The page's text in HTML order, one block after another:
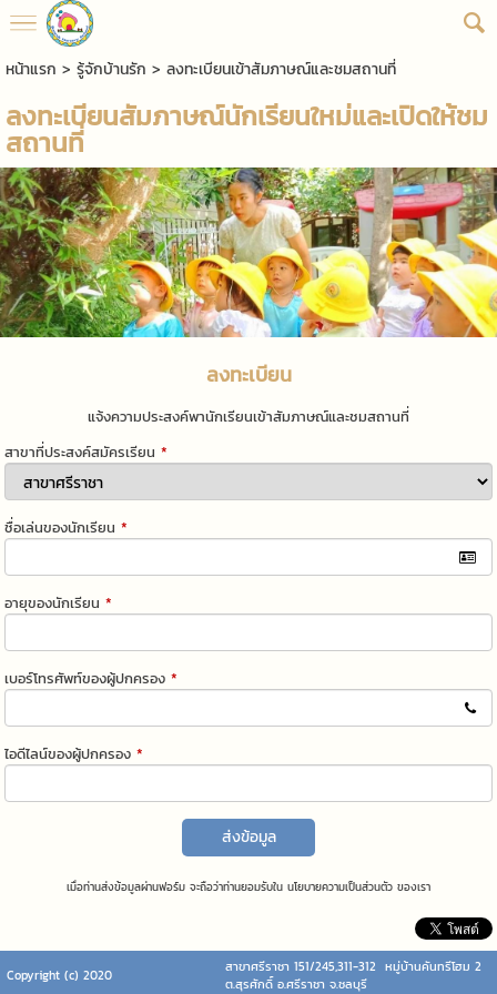
หน้าแรก > รู้จักบ้านรัก > ลงทะเบียนเข้าสัมภาษณ์และชมสถานที่
ลงทะเบียนสัมภาษณ์นักเรียนใหม่และเปิดให้ชม
สถานที่
ลงทะเบียน
แจ้งความประสงค์พานักเรียนเข้าสัมภาษณ์และชมสถานที่
สาขาที่ประสงค์สมัครเรียน *
ชื่อเล่นของนักเรียน *
อายุของนักเรียน *
เบอร์โทรศัพท์ของผู้ปกครอง *
ไอดีไลน์ของผู้ปกครอง *
ส่งข้อมูล
เมื่อท่านส่งข้อมูลผ่านฟอร์ม จะถือว่าท่านยอมรับใน นโยบายความเป็นส่วนตัว ของเรา
Copyright (c) 2020
สาขาศรีราชา 151/245,311-312 หมู่บ้านคันทรีโฮม 2
ต.สุรศักดิ์ อ.ศรีราชา จ.ชลบุรี